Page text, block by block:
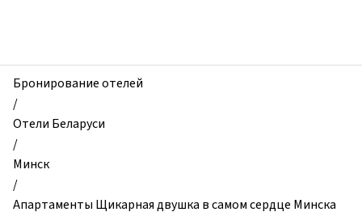
и
квартиры,
Апартаменты
Щикарная
двушка
самом
Бронирование отелей
/
Отели Беларуси
/
Минск
/
Апартаменты Щикарная двушка в самом сердце Минска